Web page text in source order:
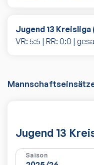
Jugend 13 Kreisliga
VR: 5:5 | RR: 0:0 |
Jugend 13
Saison